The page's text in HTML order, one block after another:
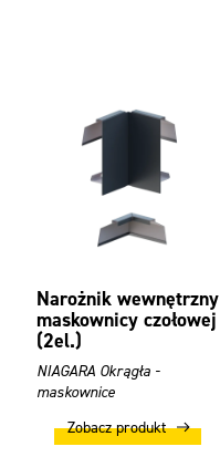
Narożnik wewnętrzny
maskownicy czołowej
(2el.)
NIAGARA Okrągła -
maskownice
Zobacz produkt